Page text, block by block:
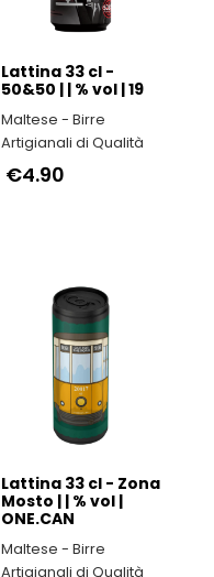
Lattina 33 cl -
50&50 | | % vol | 19
Maltese - Birre
Artigianali di Qualità
€4.90
Lattina 33 cl - Zona
Mosto | | % vol |
ONE.CAN
Maltese - Birre
Artigianali di Qualità